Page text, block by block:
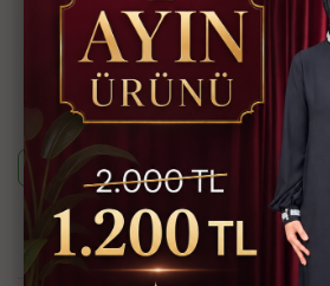
MDM1602-
Bu ürünün siparişini sizin yerinize Müşteri
ekibimizin oluşturmasını isterseniz
aşağıdaki butonlara tıkladıktan sonra
paylaşabilirsiniz.
Whatsapp ile Sipariş
Güvenli Alışveriş İmkanı